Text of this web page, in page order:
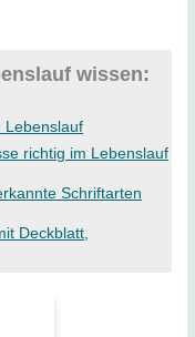
wissen:
Lebenslauf
richtig im Lebenslauf
Schriftarten
Deckblatt,